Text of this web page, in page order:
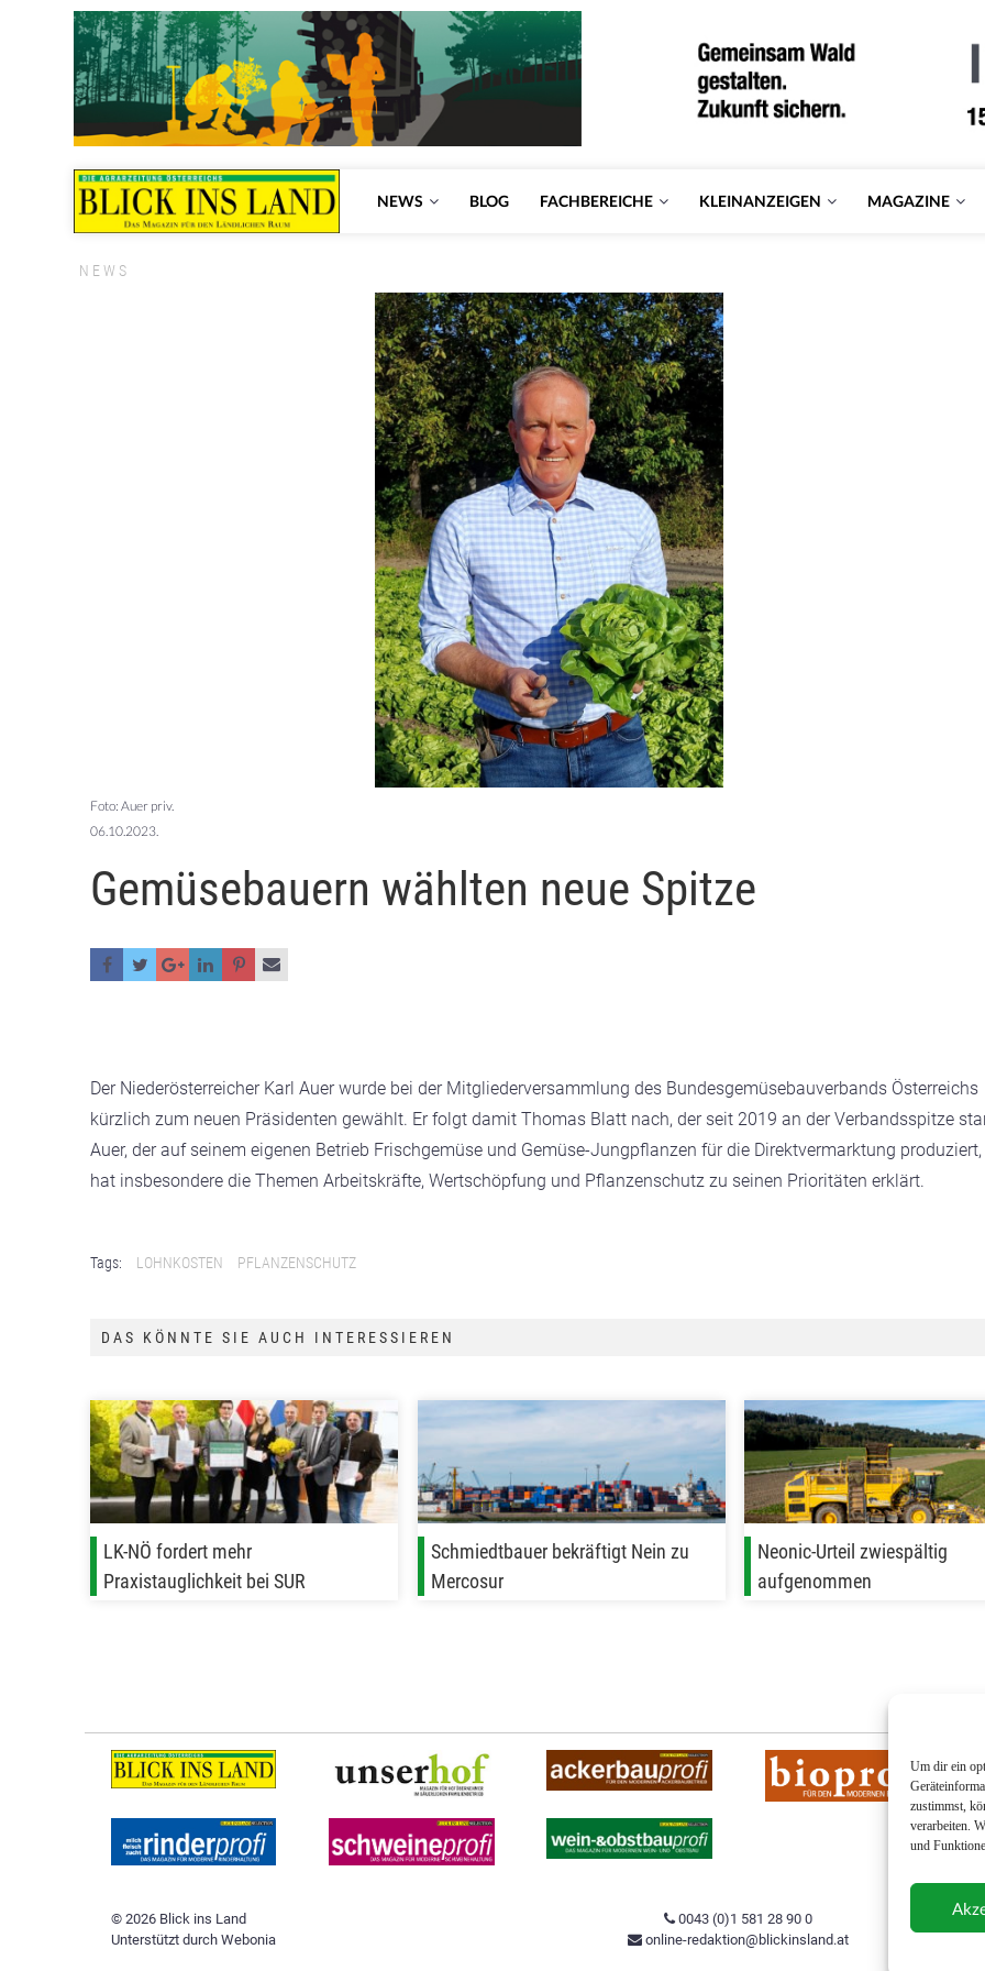
Um dir ein
zustimmst,
verarbeiten.
und
NEWS BLOG FACHBEREICHE KLEINANZEIGEN MAGAZINE
NEWS
Foto: Auer priv.
06.10.2023.
Gemüsebauern wählten neue Spitze
Der Niederösterreicher Karl Auer wurde bei der Mitgliederversammlung des Bundesgemüsebauverbands Österreichs
kürzlich zum neuen Präsidenten gewählt. Er folgt damit Thomas Blatt nach, der seit 2019 an der Verbandsspitze
Auer, der auf seinem eigenen Betrieb Frischgemüse und Gemüse-Jungpflanzen für die Direktvermarktung produziert,
hat insbesondere die Themen Arbeitskräfte, Wertschöpfung und Pflanzenschutz zu seinen Prioritäten erklärt.
Tags: LOHNKOSTEN PFLANZENSCHUTZ
DAS KÖNNTE SIE AUCH INTERESSIEREN
LK-NÖ fordert mehr
Praxistauglichkeit bei SUR
Schmiedtbauer bekräftigt Nein zu
Mercosur
Neonic-Urteil zwiespältig
aufgenommen
© 2026 Blick ins Land
Unterstützt durch Webonia
0043 (0)1 581 28 90 0
online-redaktion@blickinsland.at